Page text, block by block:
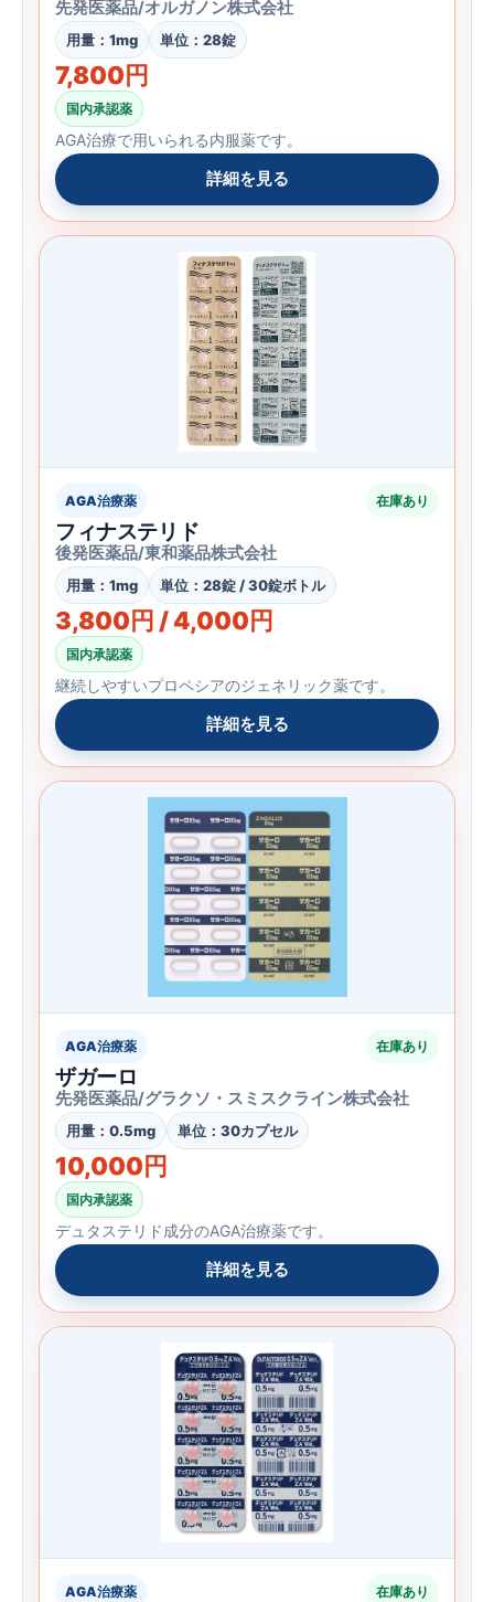
先発医薬品/オルガノン株式会社
用量：1mg 単位：28錠
7,800円
国内承認薬
AGA治療で用いられる内服薬です。
詳細を見る
AGA治療薬 在庫あり
フィナステリド
後発医薬品/東和薬品株式会社
用量：1mg 単位：28錠 / 30錠ボトル
3,800円 / 4,000円
国内承認薬
継続しやすいプロペシアのジェネリック薬です。
詳細を見る
AGA治療薬 在庫あり
ザガーロ
先発医薬品/グラクソ・スミスクライン株式会社
用量：0.5mg 単位：30カプセル
10,000円
国内承認薬
デュタステリド成分のAGA治療薬です。
詳細を見る
AGA治療薬 在庫あり